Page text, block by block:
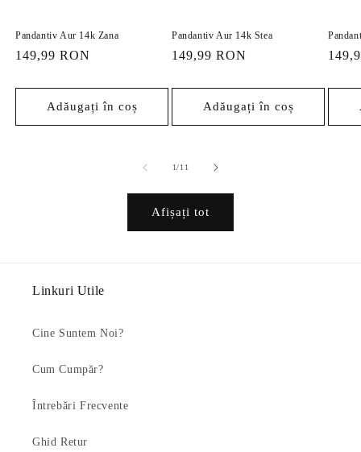
Pandantiv Aur 14k Zana
Preț
149,99 RON
Adăugați în coș
Pandantiv Aur 14k Stea
Preț
149,99 RON
Adăugați în coș
Preț
1/din
11
Afișați tot
Linkuri Utile
Cine Suntem Noi?
Cum Cumpăr?
Întrebări Frecvente
Ghid Retur